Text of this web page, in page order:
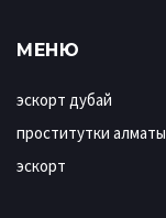
МЕНЮ
эскорт дубай
проститутки алматы
эскорт